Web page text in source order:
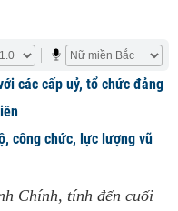
các cấp uỷ, tổ chức đảng
công chức, lực lượng vũ
Chính, tính đến cuối